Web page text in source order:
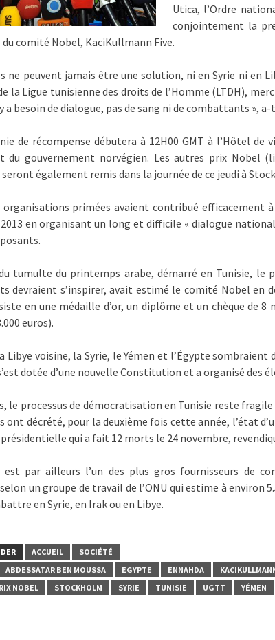
Utica, l’Ordre
conjointement la
comité Nobel, KaciKullmann Five.
ne peuvent jamais être une solution, ni en Syrie ni en
la Ligue tunisienne des droits de l’Homme (LTDH),
a besoin de dialogue, pas de sang ni de combattants »,
de récompense débutera à 12H00 GMT à l’Hôtel de
du gouvernement norvégien. Les autres prix Nobel
également remis dans la journée de ce jeudi à
organisations primées avaient contribué efficacement
en organisant un long et difficile « dialogue
tumulte du printemps arabe, démarré en Tunisie, le
devraient s’inspirer, avait estimé le comité Nobel en
en une médaille d’or, un diplôme et un chèque de 8
euros).
Libye voisine, la Syrie, le Yémen et l’Égypte
dotée d’une nouvelle Constitution et a organisé des
le processus de démocratisation en Tunisie reste
ont décrété, pour la deuxième fois cette année, l’état
qui a fait 12 morts le 24 novembre,
est par ailleurs l’un des plus gros fournisseurs de
un groupe de travail de l’ONU qui estime à environ
en Syrie, en Irak ou en Libye.
ACCUEIL
SOCIÉTÉ
ABDESSATAR BEN MOUSSA EGYPTE ENNAHDA
NOBEL STOCKHOLM SYRIE TUNISIE UGTT YÉMEN